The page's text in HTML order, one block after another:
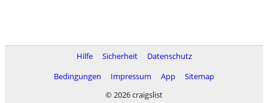
Hilfe Sicherheit
Datenschutz
Bedingungen
Impressum App
Sitemap
© 2026 craigslist